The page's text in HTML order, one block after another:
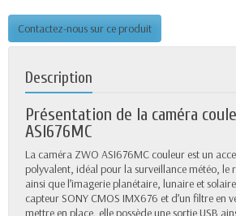
Contactez-nous sur ce produit
Description
Présentation de la caméra
ASI676MC
La caméra ZWO ASI676MC couleur est un
polyvalent, idéal pour la surveillance météo, le
ainsi que l’imagerie planétaire, lunaire et
capteur SONY CMOS IMX676 et d’un filtre en
mettre en place, elle possède une sortie USB